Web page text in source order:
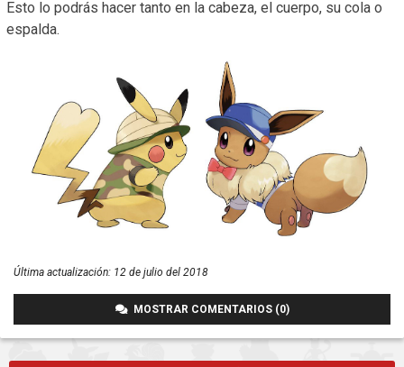
Esto lo podrás hacer tanto en la cabeza, el cuerpo, su cola o
espalda.
Última actualización: 12 de julio del 2018
MOSTRAR COMENTARIOS (0)